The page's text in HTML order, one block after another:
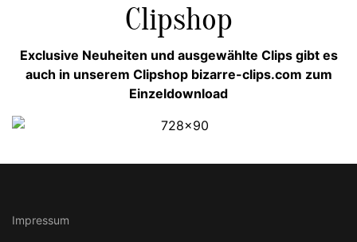
Clipshop
Exclusive Neuheiten und ausgewählte Clips gibt es
auch in unserem Clipshop bizarre-clips.com zum
Einzeldownload
Impressum